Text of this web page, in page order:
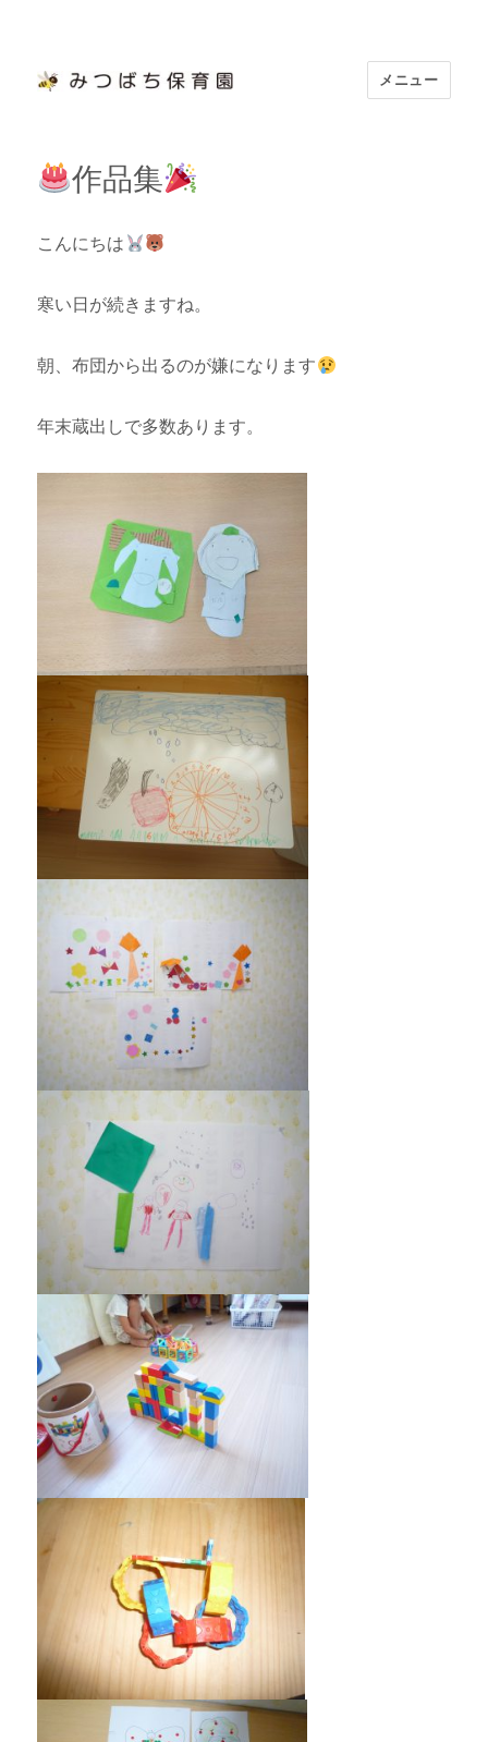
メニュー
作品集
こんにちは
寒い日が続きますね。
朝、布団から出るのが嫌になります
年末蔵出しで多数あります。